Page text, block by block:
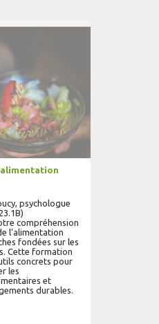
psychologue
compréhension
l’alimentation
fondées sur les
Cette formation
concrets pour
les
et
durables.